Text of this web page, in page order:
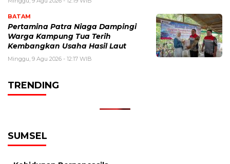
BATAM
Pertamina Patra Niaga Dampingi
Warga Kampung Tua Terih
Kembangkan Usaha Hasil Laut
Minggu, 9 Agu 2026 - 12:17 WIB
TRENDING
SUMSEL